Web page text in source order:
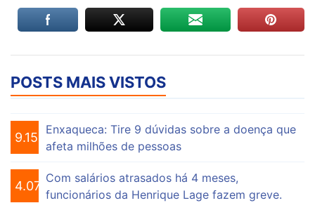
POSTS MAIS VISTOS
9.155
Enxaqueca: Tire 9 dúvidas sobre a doença que
afeta milhões de pessoas
4.075
Com salários atrasados há 4 meses,
funcionários da Henrique Lage fazem greve.